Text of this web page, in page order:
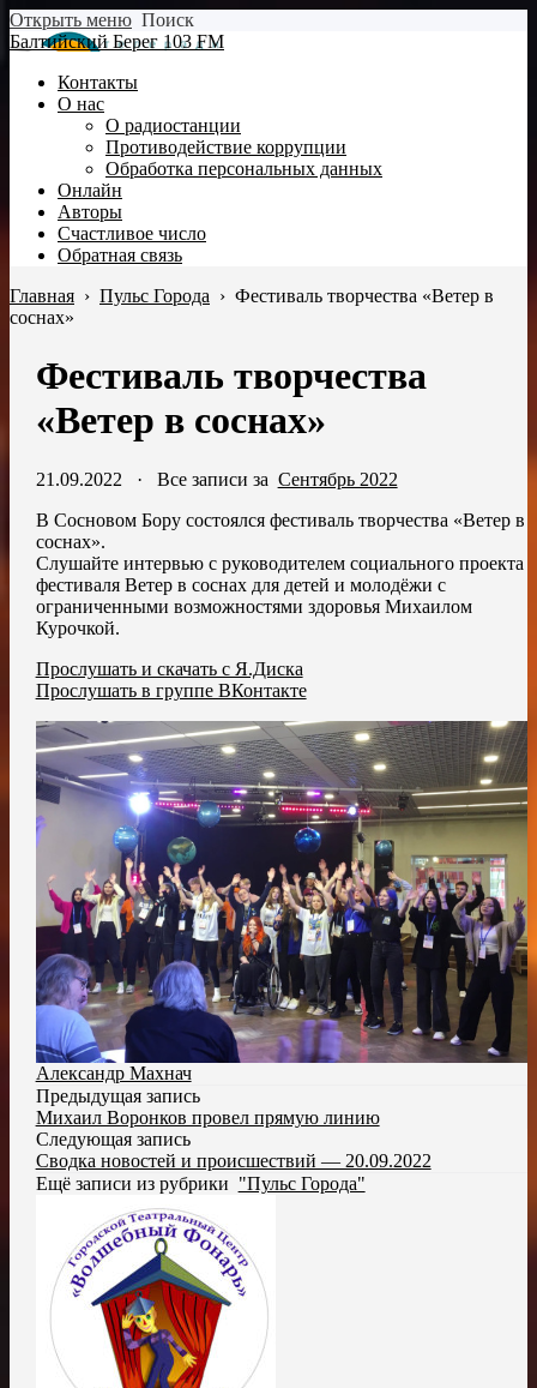
Открыть меню Поиск
Балтийский Берег 103 FM
Контакты
О нас
О радиостанции
Противодействие коррупции
Обработка персональных данных
Онлайн
Авторы
Счастливое число
Обратная связь
Главная › Пульс Города › Фестиваль творчества «Ветер в
соснах»
Фестиваль творчества
«Ветер в соснах»
21.09.2022 · Все записи за Сентябрь 2022
В Сосновом Бору состоялся фестиваль творчества «Ветер в
соснах».
Слушайте интервью с руководителем социального проекта
фестиваля Ветер в соснах для детей и молодёжи с
ограниченными возможностями здоровья Михаилом
Курочкой.
Прослушать и скачать с Я.Диска
Прослушать в группе ВКонтакте
Александр Махнач
Предыдущая запись
Михаил Воронков провел прямую линию
Следующая запись
Сводка новостей и происшествий — 20.09.2022
Ещё записи из рубрики "Пульс Города"